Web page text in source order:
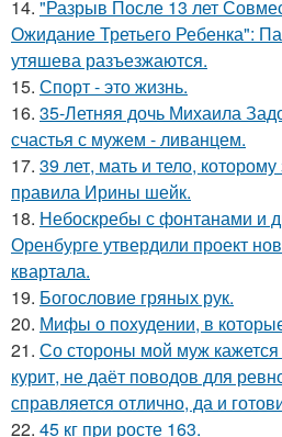
14. "Разрыв После 13 лет
Ожидание Третьего Ребенка":
утяшева разъезжаются.
15. Спорт - это жизнь.
16. 35-Летняя дочь Михаила
счастья с мужем - ливанцем.
17. 39 лет, мать и тело,
правила Ирины шейк.
18. Небоскребы с фонтанами и
Оренбурге утвердили проект
квартала.
19. Богословие гряных рук.
20. Мифы о похудении, в
21. Со стороны мой муж
курит, не даёт поводов для
справляется отлично, да и
22. 45 кг при росте 163.